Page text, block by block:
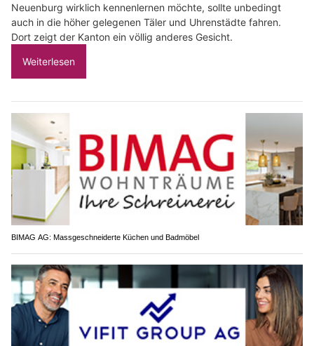
Neuenburg wirklich kennenlernen möchte, sollte unbedingt
auch in die höher gelegenen Täler und Uhrenstädte fahren.
Dort zeigt der Kanton ein völlig anderes Gesicht.
Weiterlesen
BIMAG AG: Massgeschneiderte Küchen und Badmöbel